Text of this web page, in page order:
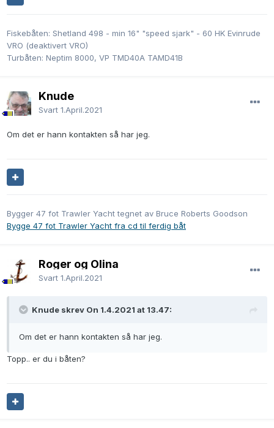
Fiskebåten: Shetland 498 - min 16" "speed sjark" - 60 HK Evinrude
VRO (deaktivert VRO)
Turbåten: Neptim 8000, VP TMD40A TAMD41B
Knude
Svart 1.April.2021
Om det er hann kontakten så har jeg.
Bygger 47 fot Trawler Yacht tegnet av Bruce Roberts Goodson
Bygge 47 fot Trawler Yacht fra cd til ferdig båt
Roger og Olina
Svart 1.April.2021
Knude skrev On 1.4.2021 at 13.47:
Om det er hann kontakten så har jeg.
Topp.. er du i båten?